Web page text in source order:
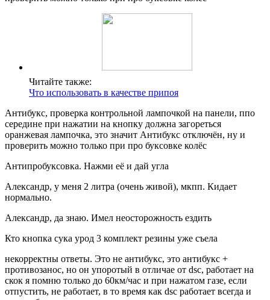
Читайте также:
Что использовать в качестве припоя
Антибукс, проверка контрольной лампочкой на панели, ппо
середине при нажатии на кнопку должна загореться
оранжевая лампочка, это значит Антибукс отключён, ну и
проверить можно только при про буксовке колёс
Антипробуксовка. Нажми её и дай угла
Александр, у меня 2 литра (очень живой), мкпп. Кидает
нормально.
Александр, да знаю. Имел неосторожность ездить
Кто кнопка сука урод 3 комплект резины уже съела
некорректны ответы. Это не антибукс, это антибукс +
противозанос, но он упоротый в отличае от dsc, работает на
скок я помню только до 60км/час и при нажатом газе, если
отпустить, не работает, в то время как dsc работает всегда и